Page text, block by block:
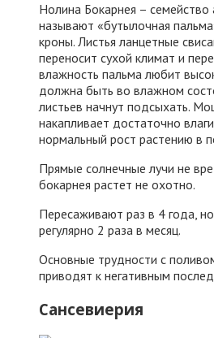
Нолина Бокарнея – семейство
называют «бутылочная
кроны. Листья ланцетные
переносит сухой климат и
влажность пальма любит
должна быть во влажном
листьев начнут подсыхать.
накапливает достаточно
нормальный рост растению в
Прямые солнечные лучи не
бокарнея растет не охотно.
Пересаживают раз в 4 года,
регулярно 2 раза в месяц.
Основные трудности с
приводят к негативным
Сансевиерия